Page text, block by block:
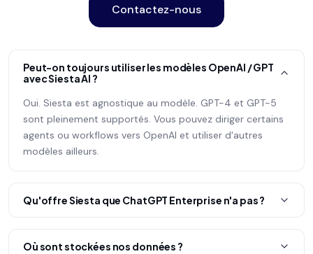
Contactez-nous
Peut-on toujours utiliser les modèles OpenAI / GPT
avec Siesta AI ?
Oui. Siesta est agnostique au modèle. GPT-4 et GPT-5
sont pleinement supportés. Vous pouvez diriger certains
agents ou workflows vers OpenAI et utiliser d'autres
modèles ailleurs.
Qu'offre Siesta que ChatGPT Enterprise n'a pas ?
Où sont stockées nos données ?